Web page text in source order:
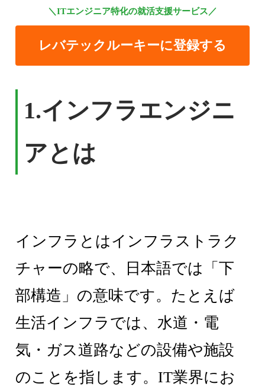
＼ITエンジニア特化の就活支援サービス／
レバテックルーキーに登録する
1.インフラエンジニ
アとは
インフラとはインフラストラク
チャーの略で、日本語では「下
部構造」の意味です。たとえば
生活インフラでは、水道・電
気・ガス道路などの設備や施設
のことを指します。IT業界にお